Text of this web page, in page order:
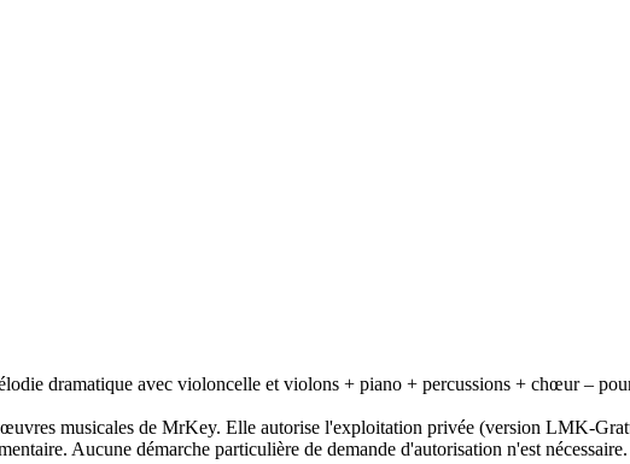
dramatique avec violoncelle et violons + piano + percussions + chœur –
musicales de MrKey. Elle autorise l'exploitation privée (version LMK-
Aucune démarche particulière de demande d'autorisation n'est